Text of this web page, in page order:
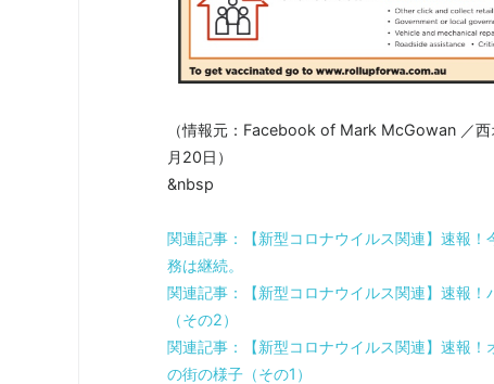
（情報元：Facebook of Mark McGowan ／
月20日）
&nbsp
関連記事：【新型コロナウイルス関連】速報
務は継続。
関連記事：【新型コロナウイルス関連】速報
（その2）
関連記事：【新型コロナウイルス関連】速報
の街の様子（その1）